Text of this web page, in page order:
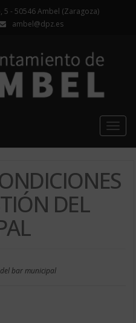
5 - 50546 Ambel (Zaragoza)
ambel@dpz.es
DEL
bar municipal